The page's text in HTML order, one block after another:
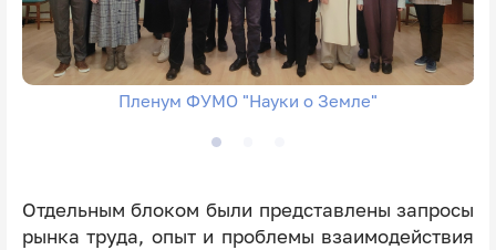
Пленум ФУМО "Науки о Земле"
Отдельным блоком были представлены запросы
рынка труда, опыт и проблемы взаимодействия